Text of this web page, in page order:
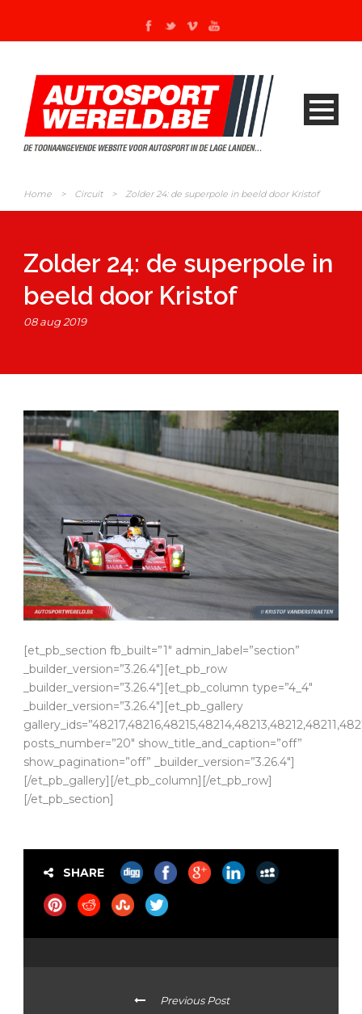
Home > Circuit > Zolder 24: de superpole in beeld door Kristof
Zolder 24: de superpole in
beeld door Kristof
08 aug 2019
[et_pb_section fb_built=”1″ admin_label=”section”
_builder_version=”3.26.4″][et_pb_row
_builder_version=”3.26.4″][et_pb_column type=”4_4″
_builder_version=”3.26.4″][et_pb_gallery
posts_number=”20″ show_title_and_caption=”off”
show_pagination=”off” _builder_version=”3.26.4″]
[/et_pb_gallery][/et_pb_column][/et_pb_row]
[/et_pb_section]
SHARE
Previous Post